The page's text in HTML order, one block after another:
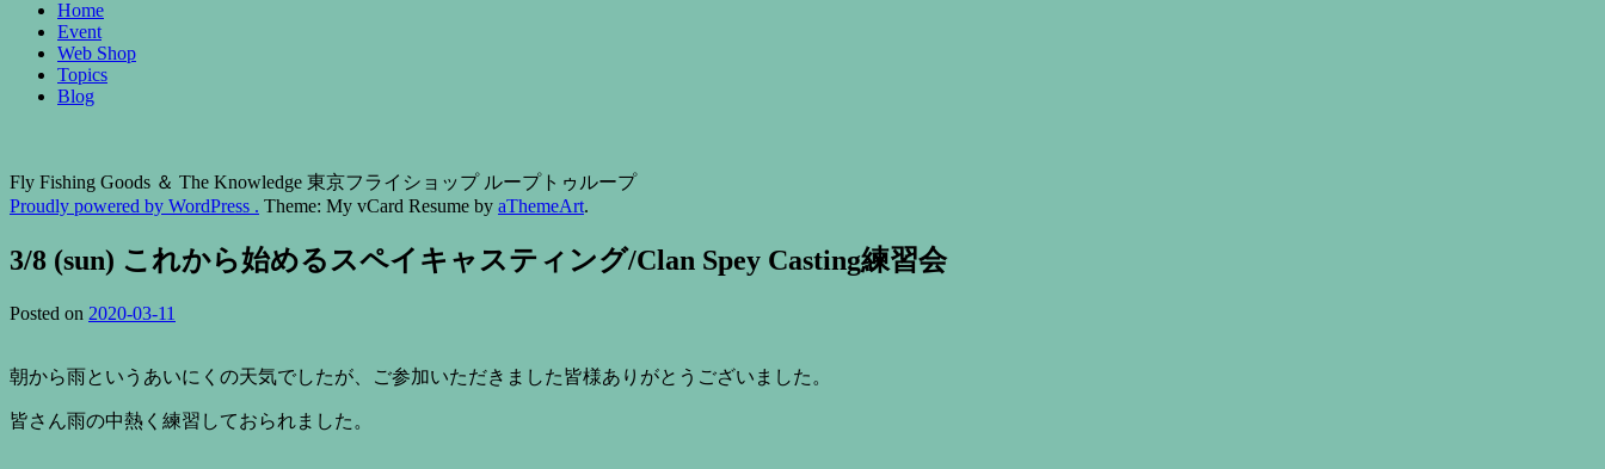
Home
Event
Web Shop
Topics
Blog
Fly Fishing Goods ＆ The Knowledge 東京フライショップ ループトゥループ
Proudly powered by WordPress . Theme: My vCard Resume by aThemeArt.
3/8 (sun) これから始めるスペイキャスティング/Clan Spey Casting練習会
Posted on 2020-03-11
朝から雨というあいにくの天気でしたが、ご参加いただきました皆様ありがとうございました。
皆さん雨の中熱く練習しておられました。